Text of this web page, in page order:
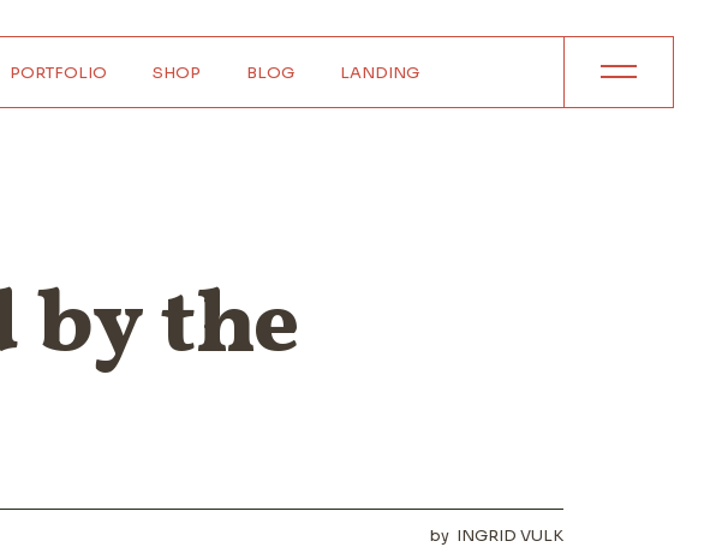
PORTFOLIO SHOP
Shop Pages
BLOG
Post Formats
LANDING
by the
by INGRID VULK